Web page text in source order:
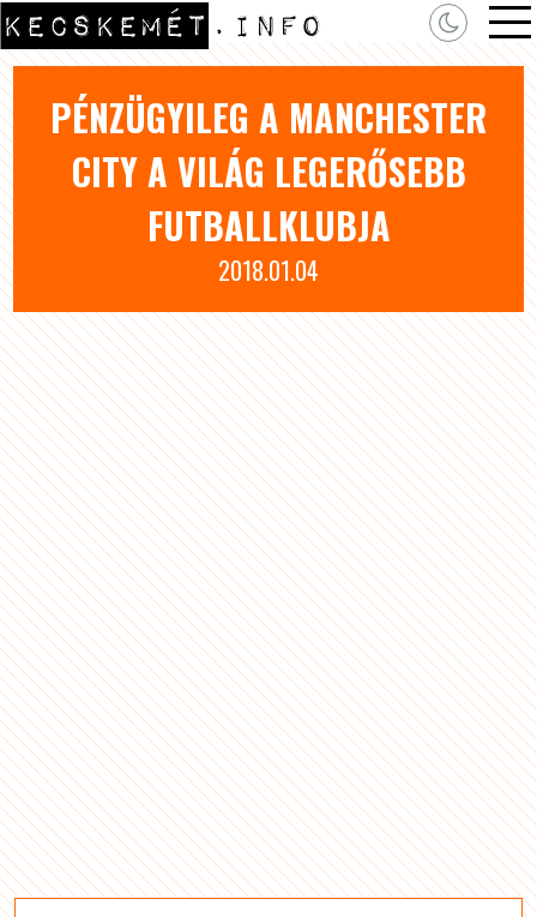
PÉNZÜGYILEG A MANCHESTER
CITY A VILÁG LEGERŐSEBB
FUTBALLKLUBJA
2018.01.04